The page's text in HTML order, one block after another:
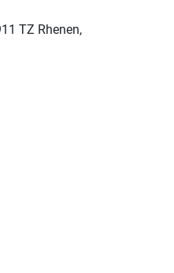
TZ Rhenen,